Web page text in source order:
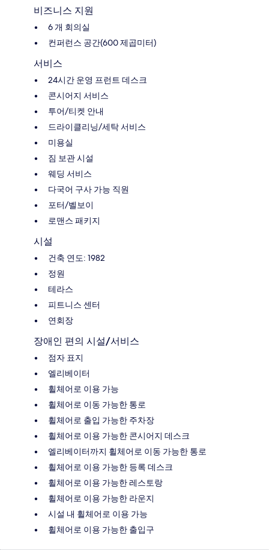
비즈니스 지원
6 개 회의실
컨퍼런스 공간(600 제곱미터)
서비스
24시간 운영 프런트 데스크
콘시어지 서비스
투어/티켓 안내
드라이클리닝/세탁 서비스
미용실
짐 보관 시설
웨딩 서비스
다국어 구사 가능 직원
포터/벨보이
로맨스 패키지
시설
건축 연도: 1982
정원
테라스
피트니스 센터
연회장
장애인 편의 시설/서비스
점자 표지
엘리베이터
휠체어로 이용 가능
휠체어로 이동 가능한 통로
휠체어로 출입 가능한 주차장
휠체어로 이용 가능한 콘시어지 데스크
엘리베이터까지 휠체어로 이동 가능한 통로
휠체어로 이용 가능한 등록 데스크
휠체어로 이용 가능한 레스토랑
휠체어로 이용 가능한 라운지
시설 내 휠체어로 이용 가능
휠체어로 이용 가능한 출입구